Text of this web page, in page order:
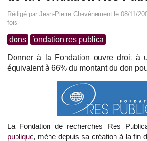
Rédigé par Jean-Pierre Chevènement le 08/11/
fois
dons fondation res publica
Donner à la Fondation ouvre droit à
équivalent à 66% du montant du don
La Fondation de recherches Res
publique, mène depuis sa création à la fin